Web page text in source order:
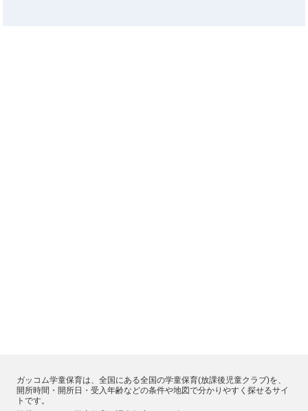
ガッコム学童保育は、全国にある全国の学童保育(放課後児童クラブ)を、
開所時間・開所日・受入年齢などの条件や地図で分かりやすく探せるサイ
トです。